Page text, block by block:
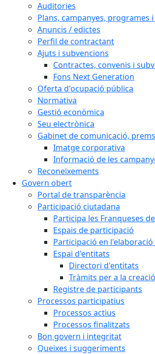
Auditories
Plans, campanyes, programes
Anuncis / edictes
Perfil de contractant
Ajuts i subvencions
Contractes, convenis i
Fons Next Generation
Oferta d'ocupació pública
Normativa
Gestió econòmica
Seu electrònica
Gabinet de comunicació,
Imatge corporativa
Informació de les
Reconeixements
Govern obert
Portal de transparència
Participació ciutadana
Participa les Franqueses
Espais de participació
Participació en
Espai d'entitats
Directori d'entitats
Tràmits per a la
Registre de participants
Processos participatius
Processos actius
Processos finalitzats
Bon govern i integritat
Queixes i suggeriments